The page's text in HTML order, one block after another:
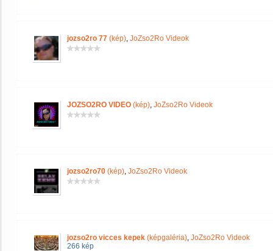
jozso2ro 77 (kép), JoZso2Ro Videok
JOZSO2RO VIDEO (kép), JoZso2Ro Videok
jozso2ro70 (kép), JoZso2Ro Videok
jozso2ro vicces kepek (képgaléria), JoZso2Ro Videok
266 kép